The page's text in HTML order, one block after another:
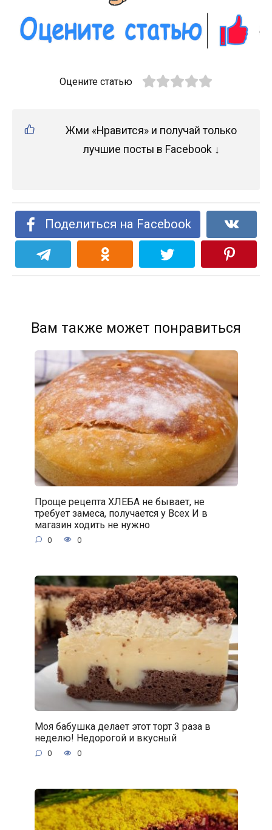
Оцените статью
Жми «Нравится» и получай только
лучшие посты в Facebook ↓
Поделиться на Facebook
Вам также может понравиться
Проще рецепта ХЛЕБА не бывает, не
требует замеса, получается у Всех И в
магазин ходить не нужно
0 0
Моя бабушка делает этот торт 3 раза в
неделю! Недорогой и вкусный
0 0